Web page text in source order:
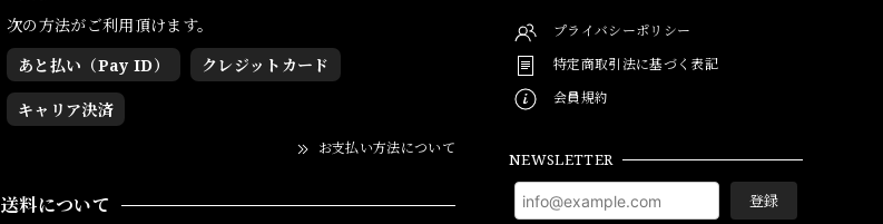
次の方法がご利用頂けます。
あと払い（Pay ID）
クレジットカード
キャリア決済
お支払い方法について
送料について
プライバシーポリシー
特定商取引法に基づく表記
会員規約
NEWSLETTER
登録